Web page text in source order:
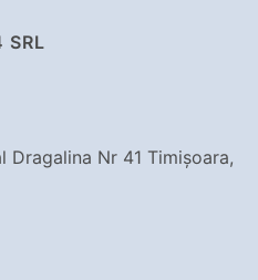
SRL
Dragalina Nr 41 Timișoara,